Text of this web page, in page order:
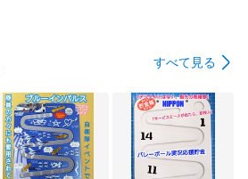
すべて見る